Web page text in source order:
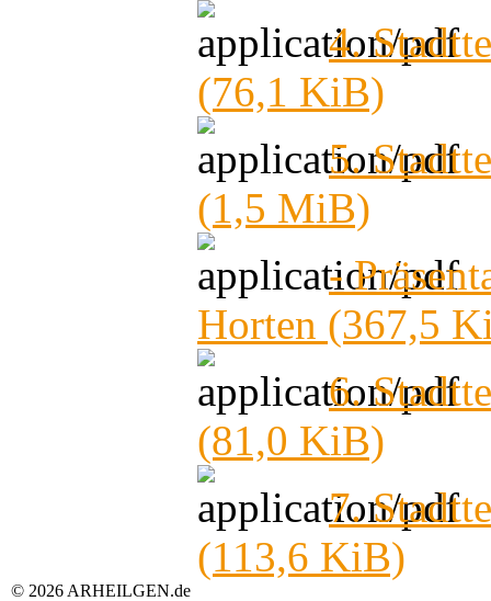
4.
(76,1 KiB)
5.
(1,5 MiB)
-
Horten (367,5
6.
(81,0 KiB)
7.
(113,6 KiB)
© 2026 ARHEILGEN.de